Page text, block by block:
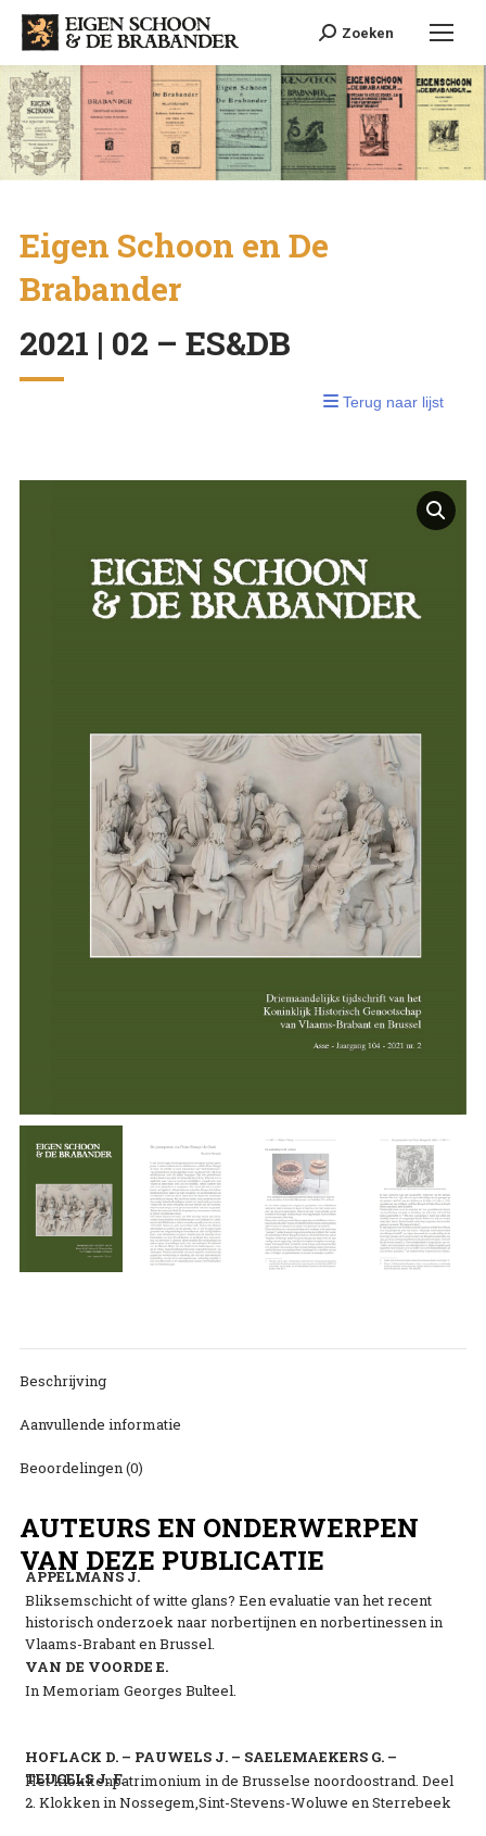
Search:Zoeken
Eigen Schoon en De
Brabander
2021 | 02 – ES&DB
Terug naar lijst
Beschrijving
Aanvullende informatie
Beoordelingen (0)
AUTEURS EN ONDERWERPEN
VAN DEZE PUBLICATIE
APPELMANS J.
Bliksemschicht of witte glans? Een evaluatie van het recent
historisch onderzoek naar norbertijnen en norbertinessen in
Vlaams-Brabant en Brussel.
VAN DE VOORDE E.
In Memoriam Georges Bulteel.
HOFLACK D. – PAUWELS J. – SAELEMAEKERS G. –
TEUGELS J. F.
Het klokkenpatrimonium in de Brusselse noordoostrand. Deel
2. Klokken in Nossegem,Sint-Stevens-Woluwe en Sterrebeek